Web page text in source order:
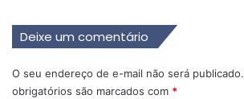
Deixe um comentário
O seu endereço de e-mail não será publicado.
obrigatórios são marcados com *